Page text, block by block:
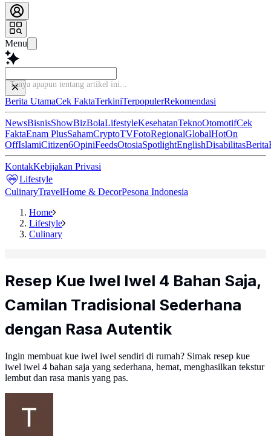
Menu
T
Berita UtamaCek FaktaTerkiniTerpopulerRekomendasi
NewsBisnisShowBizBolaLifestyleKesehatanTeknoOtomotifCek
FaktaEnam PlusSahamCryptoTVFotoRegionalGlobalHotOn
OffIslamiCitizen6OpiniFeedsOtosiaSpotlightEnglishDisabilitasBerita
KontakKebijakan Privasi
Lifestyle
CulinaryTravelHome & DecorPesona Indonesia
Home
Lifestyle
Culinary
Resep Kue Iwel Iwel 4 Bahan Saja,
Camilan Tradisional Sederhana
dengan Rasa Autentik
Ingin membuat kue iwel iwel sendiri di rumah? Simak resep kue
iwel iwel 4 bahan saja yang sederhana, hemat, menghasilkan tekstur
lembut dan rasa manis yang pas.